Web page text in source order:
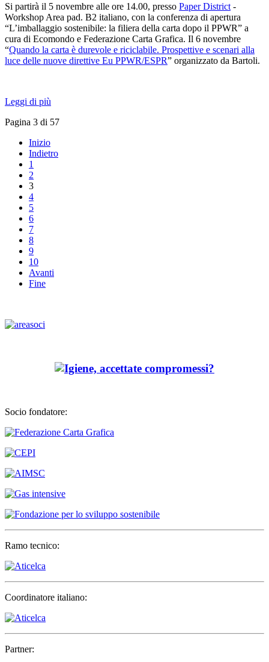
Si partirà il 5 novembre alle ore 14.00, presso Paper District -
Workshop Area pad. B2 italiano, con la conferenza di apertura
“L’imballaggio sostenibile: la filiera della carta dopo il PPWR” a
cura di Ecomondo e Federazione Carta Grafica. Il 6 novembre
“Quando la carta è durevole e riciclabile. Prospettive e scenari alla
luce delle nuove direttive Eu PPWR/ESPR” organizzato da Bartoli.
Leggi di più
Pagina 3 di 57
Inizio
Indietro
1
2
3
4
5
6
7
8
9
10
Avanti
Fine
Socio fondatore:
Ramo tecnico:
Coordinatore italiano:
Partner: